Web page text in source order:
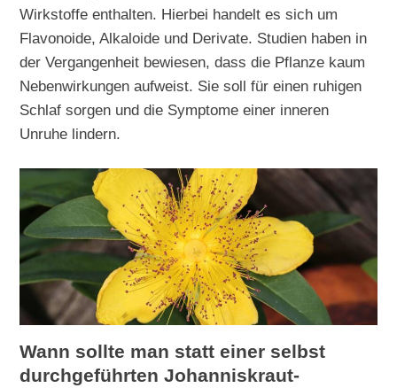
Wirkstoffe enthalten. Hierbei handelt es sich um
Flavonoide, Alkaloide und Derivate. Studien haben in
der Vergangenheit bewiesen, dass die Pflanze kaum
Nebenwirkungen aufweist. Sie soll für einen ruhigen
Schlaf sorgen und die Symptome einer inneren
Unruhe lindern.
Wann sollte man statt einer selbst
durchgeführten Johanniskraut-